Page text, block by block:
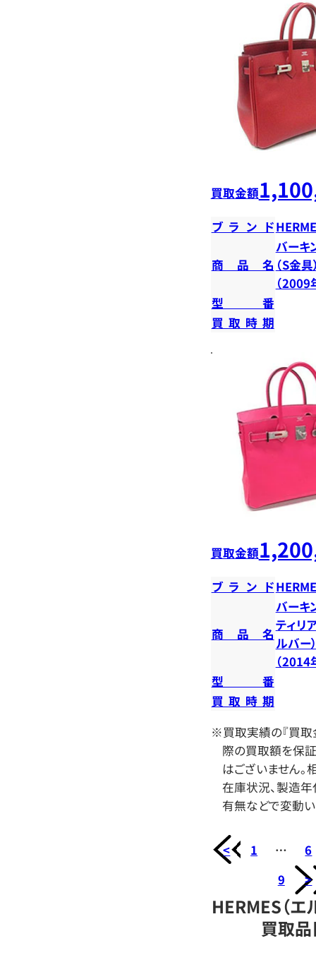
買取金額
ブランド
商品名
バーキ
（S金
（2009
型番
買取時期
買取金額
ブランド
商品名
バーキ
ティリ
ルバー
（2014
型番
買取時期
※買取実績の『買取
際の買取額を保
はございません。
在庫状況、製造年
有無などで変動い
< 1 …
6
9
>
HERMES（エ
買取